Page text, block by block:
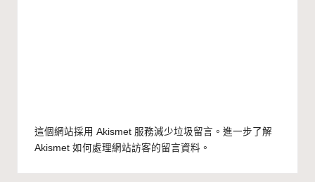
這個網站採用 Akismet 服務減少垃圾留言。 進一步了解
Akismet 如何處理網站訪客的留言資料 。